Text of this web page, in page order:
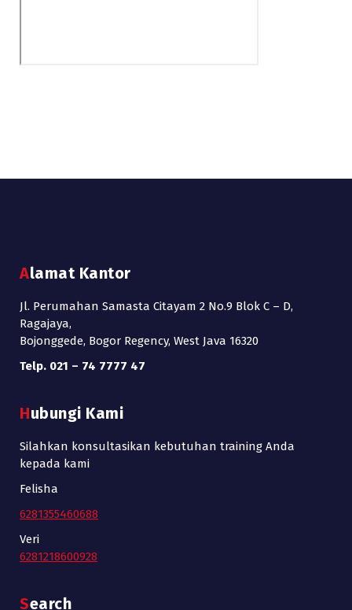
Alamat Kantor
Jl. Perumahan Samasta Citayam 2 No.9 Blok C – D,
Ragajaya,
Bojonggede, Bogor Regency, West Java 16320
Telp. 021 – 74 7777 47
Hubungi Kami
Silahkan konsultasikan kebutuhan training Anda
kepada kami
Felisha
6281355460688
Veri
6281218600928
Search